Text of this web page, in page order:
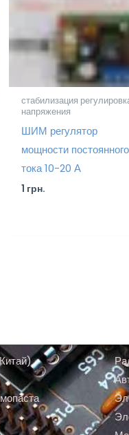
стабилизация
напряжения
ШИМ регулятор
мощности постоянного
тока 10-20 А
1 грн.